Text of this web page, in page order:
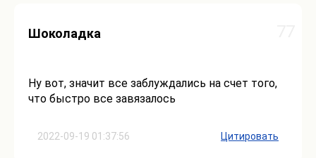
2022-09-19 01:37:56
Шоколадка
Ну вот, значит все заблуждались на счет того,
что быстро все завязалось
Цитировать